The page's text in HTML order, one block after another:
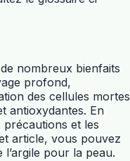
nombreux bienfaits
profond,
des cellules mortes
antioxydantes. En
précautions et les
article, vous pouvez
pour la peau.